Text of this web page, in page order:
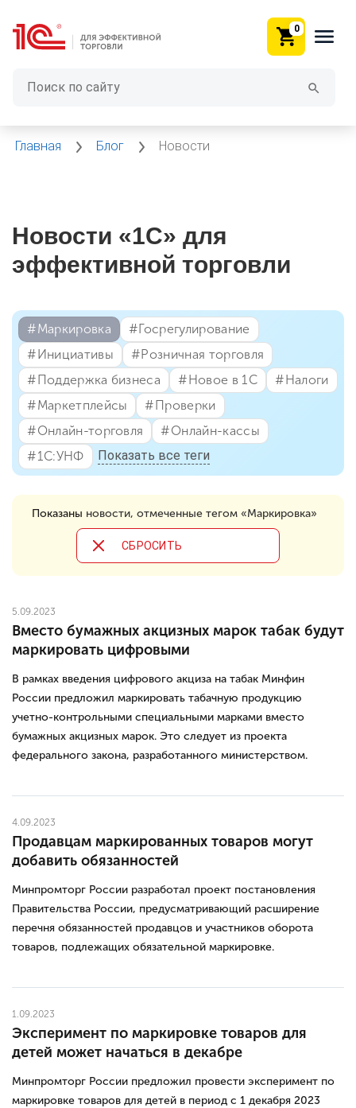
0
Главная Блог Новости
Новости «1С» для
эффективной торговли
#⁣Маркировка
#⁣Госрегулирование
#⁣Инициативы
#⁣Розничная торговля
#⁣Поддержка бизнеса
#⁣Новое в 1С
#⁣Налоги
#⁣Маркетплейсы
#⁣Проверки
#⁣Онлайн-торговля
#⁣Онлайн-кассы
#⁣1С:УНФ
Показать все теги
Показаны новости, отмеченные тегом «Маркировка»
CБРОСИТЬ
5.09.2023
Вместо бумажных акцизных марок табак будут
маркировать цифровыми
В рамках введения цифрового акциза на табак Минфин
России предложил маркировать табачную продукцию
учетно-контрольными специальными марками вместо
бумажных акцизных марок. Это следует из проекта
федерального закона, разработанного министерством.
4.09.2023
Продавцам маркированных товаров могут
добавить обязанностей
Минпромторг России разработал проект постановления
Правительства России, предусматривающий расширение
перечня обязанностей продавцов и участников оборота
товаров, подлежащих обязательной маркировке.
1.09.2023
Эксперимент по маркировке товаров для
детей может начаться в декабре
Минпромторг России предложил провести эксперимент по
маркировке товаров для детей в период с 1 декабря 2023